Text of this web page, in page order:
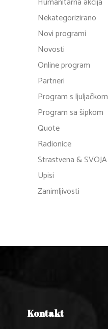
Nekategorizirano
Novi programi
Novosti
Online program
Partneri
Program s ljuljačkom
Program sa šipkom
Quote
Radionice
Strastvena & SVOJA
Upisi
Zanimljivosti
Kontakt